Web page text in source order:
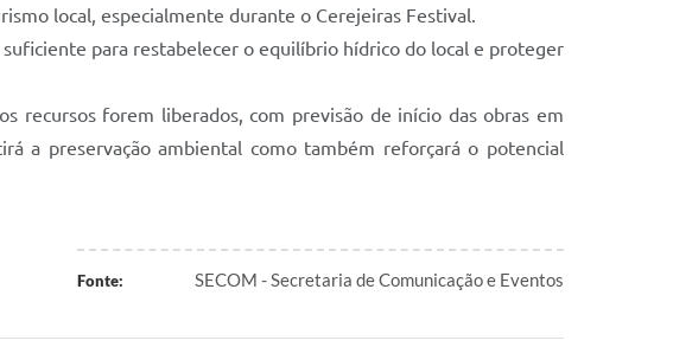
local, especialmente durante o Cerejeiras Festival.
para restabelecer o equilíbrio hídrico do local e proteger
recursos forem liberados, com previsão de início das obras em
a preservação ambiental como também reforçará o potencial
Fonte: SECOM - Secretaria de Comunicação e Eventos